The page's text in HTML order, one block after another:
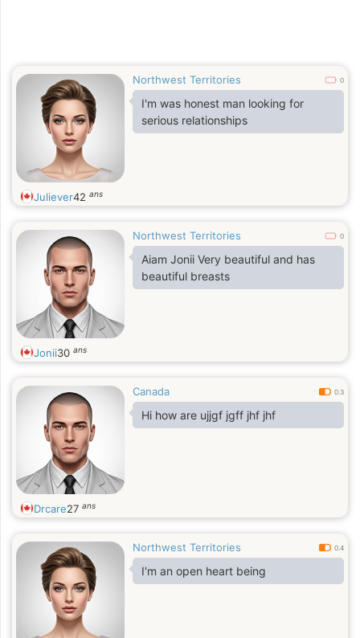
Northwest Territories 0
I'm was honest man looking for
serious relationships
Juliever42 ans
Northwest Territories 0
Aiam Jonii Very beautiful and has
beautiful breasts
Jonii30 ans
Canada 0.3
Hi how are ujjgf jgff jhf jhf
Drcare27 ans
Northwest Territories 0.4
I'm an open heart being